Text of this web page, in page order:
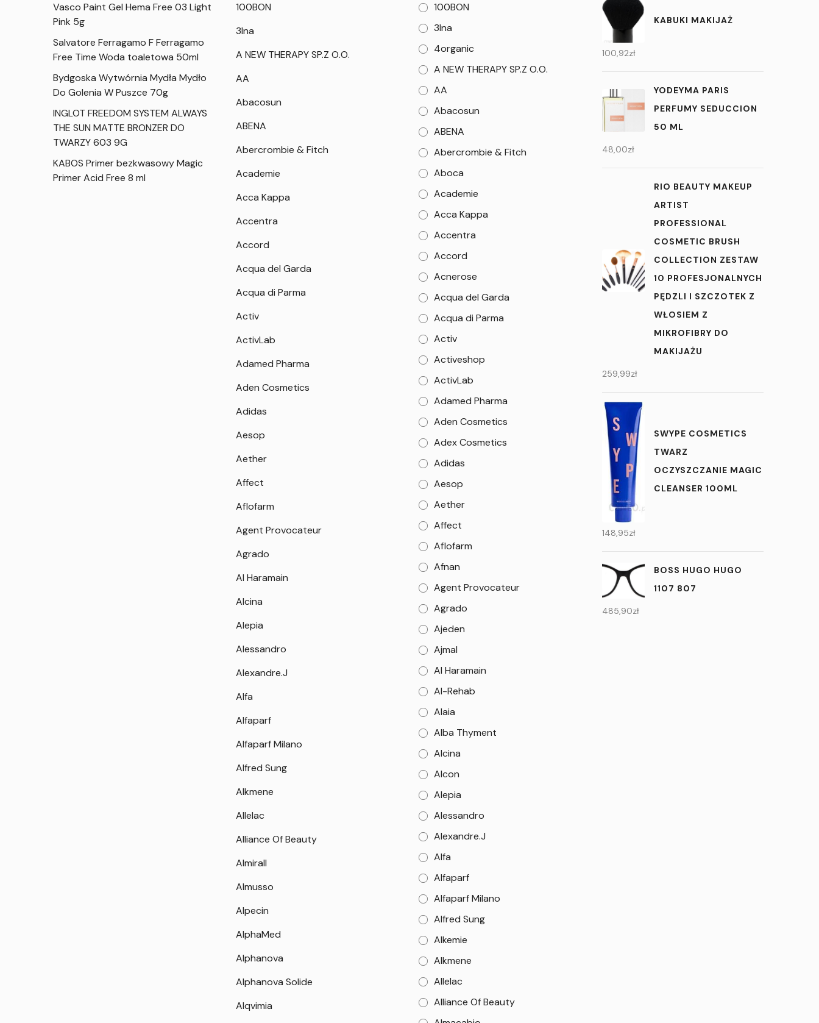
Vasco Paint Gel Hema Free 03 Light
Pink 5g
Salvatore Ferragamo F Ferragamo
Free Time Woda toaletowa 50ml
Bydgoska Wytwórnia Mydła Mydło
Do Golenia W Puszce 70g
INGLOT FREEDOM SYSTEM ALWAYS
THE SUN MATTE BRONZER DO
TWARZY 603 9G
KABOS Primer bezkwasowy Magic
Primer Acid Free 8 ml
100BON
3Ina
A NEW THERAPY SP.Z O.O.
AA
Abacosun
ABENA
Abercrombie & Fitch
Academie
Acca Kappa
Accentra
Accord
Acqua del Garda
Acqua di Parma
Activ
ActivLab
Adamed Pharma
Aden Cosmetics
Adidas
Aesop
Aether
Affect
Aflofarm
Agent Provocateur
Agrado
Al Haramain
Alcina
Alepia
Alessandro
Alexandre.J
Alfa
Alfaparf
Alfaparf Milano
Alfred Sung
Alkmene
Allelac
Alliance Of Beauty
Almirall
Almusso
Alpecin
AlphaMed
Alphanova
Alphanova Solide
Alqvimia
100BON
3Ina
4organic
A NEW THERAPY SP.Z O.O.
AA
Abacosun
ABENA
Abercrombie & Fitch
Aboca
Academie
Acca Kappa
Accentra
Accord
Acnerose
Acqua del Garda
Acqua di Parma
Activ
Activeshop
ActivLab
Adamed Pharma
Aden Cosmetics
Adex Cosmetics
Adidas
Aesop
Aether
Affect
Aflofarm
Afnan
Agent Provocateur
Agrado
Ajeden
Ajmal
Al Haramain
Al-Rehab
Alaia
Alba Thyment
Alcina
Alcon
Alepia
Alessandro
Alexandre.J
Alfa
Alfaparf
Alfaparf Milano
Alfred Sung
Alkemie
Alkmene
Allelac
Alliance Of Beauty
KABUKI MAKIJAŻ
100,92zł
YODEYMA PARIS
PERFUMY SEDUCCION
50 ML
48,00zł
RIO BEAUTY MAKEUP
ARTIST
PROFESSIONAL
COSMETIC BRUSH
COLLECTION ZESTAW
10 PROFESJONALNYCH
PĘDZLI I SZCZOTEK Z
WŁOSIEM Z
MIKROFIBRY DO
MAKIJAŻU
259,99zł
SWYPE COSMETICS
TWARZ
OCZYSZCZANIE MAGIC
CLEANSER 100ML
148,95zł
BOSS HUGO HUGO
1107 807
485,90zł